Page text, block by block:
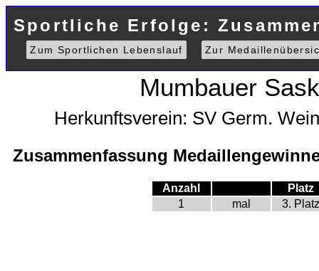
Sportliche Erfolge:
Zum Sportlichen Lebenslauf Zur
Mumbauer
Herkunftsverein: SV Germ.
Zusammenfassung
Anzahl
Platz
1
mal 3.